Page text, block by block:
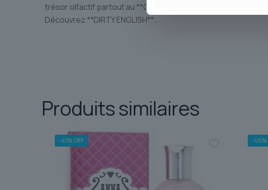
trésor olfactif partout au **Canada**. Découvrez l’audace,
Découvrez **DIRTY ENGLISH**.
Produits similaires
-41% OFF -45%